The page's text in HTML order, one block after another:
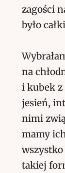
zagości
było
na
i kubek z
jesień,
nimi
mamy
takiej